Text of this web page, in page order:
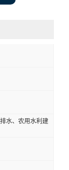
水、农用水利建